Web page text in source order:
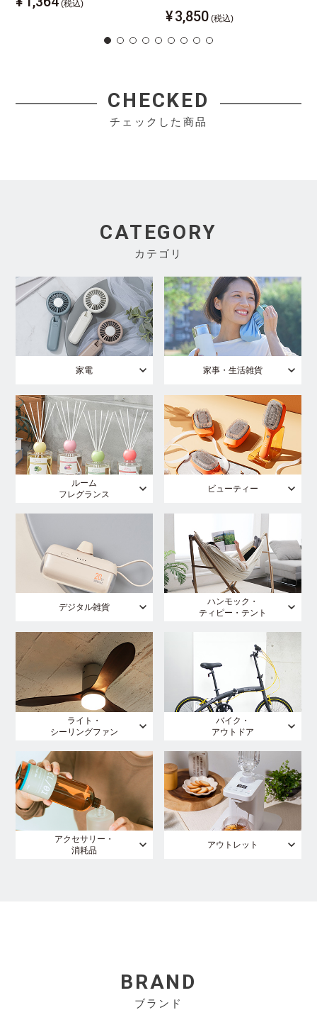
(税込)
¥3,850 (税込)
CHECKED
チェックした商品
CATEGORY
カテゴリ
家電 家事・生活雑貨
ルーム
フレグランス
ビューティー
デジタル雑貨
ハンモック・
ティピー・テント
ライト・
シーリングファン
バイク・
アウトドア
アクセサリー・
消耗品
アウトレット
BRAND
ブランド